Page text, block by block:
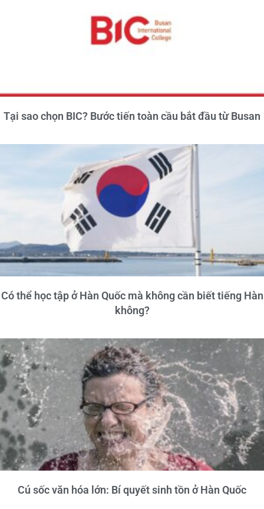
Tại sao chọn BIC? Bước tiến toàn cầu bắt đầu từ Busan
Có thể học tập ở Hàn Quốc mà không cần biết tiếng Hàn
không?
Cú sốc văn hóa lớn: Bí quyết sinh tồn ở Hàn Quốc